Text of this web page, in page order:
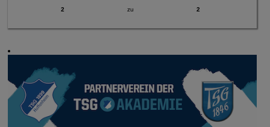
2 zu 2